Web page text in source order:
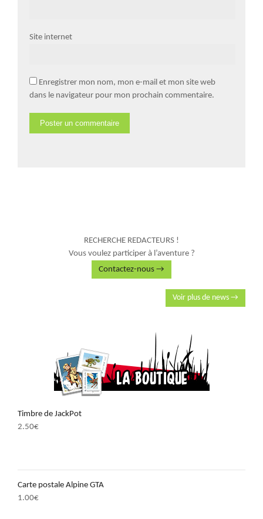
Site internet
Enregistrer mon nom, mon e-mail et mon site web
dans le navigateur pour mon prochain commentaire.
RECHERCHE REDACTEURS !
Vous voulez participer à l’aventure ?
Contactez-nous →
Voir plus de news →
Timbre de JackPot
2.50€
Carte postale Alpine GTA
1.00€